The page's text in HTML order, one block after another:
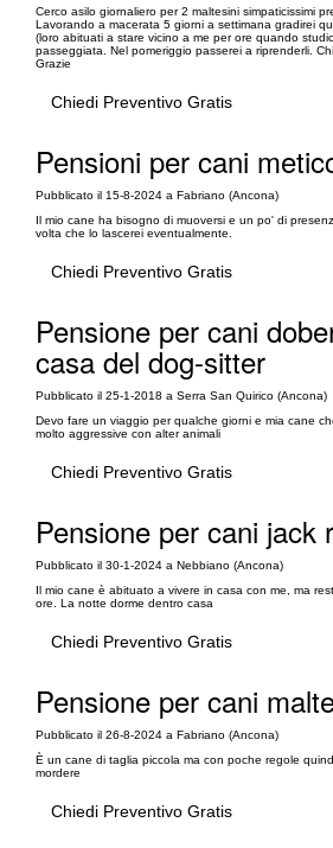
Cerco asilo giornaliero per 2 maltesini simpaticissimi
Lavorando a macerata 5 giorni a settimana gradirei
(loro abituati a stare vicino a me per ore quando
passeggiata. Nel pomeriggio passerei a riprenderli.
Grazie
Chiedi Preventivo Gratis
Pensioni per cani
Pubblicato il 15-8-2024 a Fabriano (Ancona)
Il mio cane ha bisogno di muoversi e un po' di
volta che lo lascerei eventualmente.
Chiedi Preventivo Gratis
Pensione per cani
casa del dog-sitter
Pubblicato il 25-1-2018 a Serra San Quirico (Ancona)
Devo fare un viaggio per qualche giorni e mia cane
molto aggressive con alter animali
Chiedi Preventivo Gratis
Pensione per cani jack
Pubblicato il 30-1-2024 a Nebbiano (Ancona)
Il mio cane è abituato a vivere in casa con me, ma
ore. La notte dorme dentro casa
Chiedi Preventivo Gratis
Pensione per cani
Pubblicato il 26-8-2024 a Fabriano (Ancona)
È un cane di taglia piccola ma con poche regole
mordere
Chiedi Preventivo Gratis